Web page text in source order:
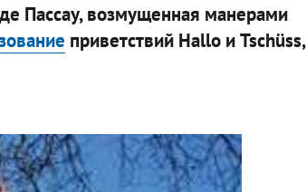
Пассау, возмущенная манерами
приветствий Hallo и Tschüss,